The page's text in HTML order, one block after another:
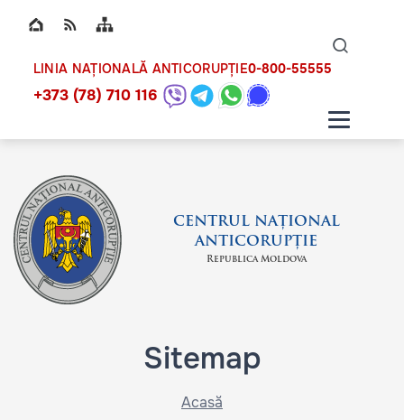
Top bar navigation
LINIA NAȚIONALĂ ANTICORUPȚIE0-800-55555
+373 (78) 710 116
CENTRUL NAȚIONAL
ANTICORUPȚIE
Republica Moldova
Sitemap
Acasă